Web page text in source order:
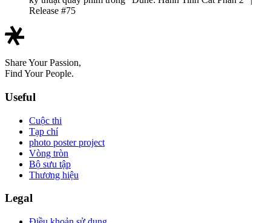
Release #75
Share Your Passion,
Find Your People.
Useful
Cuộc thi
Tạp chí
photo poster project
Vòng tròn
Bộ sưu tập
Thương hiệu
Legal